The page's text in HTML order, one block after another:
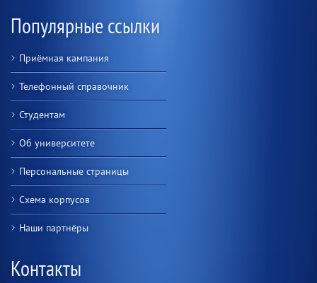
Популярные ссылки
Приёмная кампания
Телефонный справочник
Студентам
Об университете
Персональные страницы
Схема корпусов
Наши партнёры
Контакты